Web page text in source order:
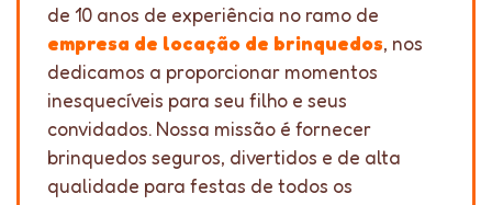
de 10 anos de experiência no ramo de
empresa de locação de brinquedos, nos
dedicamos a proporcionar momentos
inesquecíveis para seu filho e seus
convidados. Nossa missão é fornecer
brinquedos seguros, divertidos e de alta
qualidade para festas de todos os